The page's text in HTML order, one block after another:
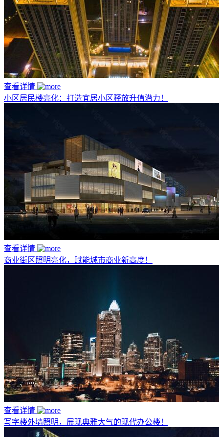
查看详情
小区居民楼亮化：打造宜居小区释放升值潜力！
查看详情
商业街区照明亮化，赋能城市商业新高度！
查看详情
写字楼外墙照明，展现典雅大气的现代办公楼！